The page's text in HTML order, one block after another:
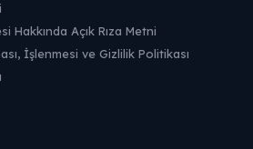
Hakkında Açık Rıza Metni
İşlenmesi ve Gizlilik Politikası